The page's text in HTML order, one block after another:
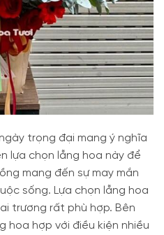
trọng đại mang ý nghĩa
lựa chọn lẵng hoa này để
mang đến sự may mắn
sống. Lựa chọn lẵng hoa
trương rất phù hợp. Bên
hoa hợp với điều kiện nhiều